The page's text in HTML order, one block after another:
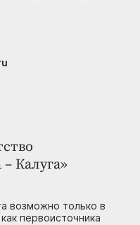
Калуга»
возможно только в
первоисточника